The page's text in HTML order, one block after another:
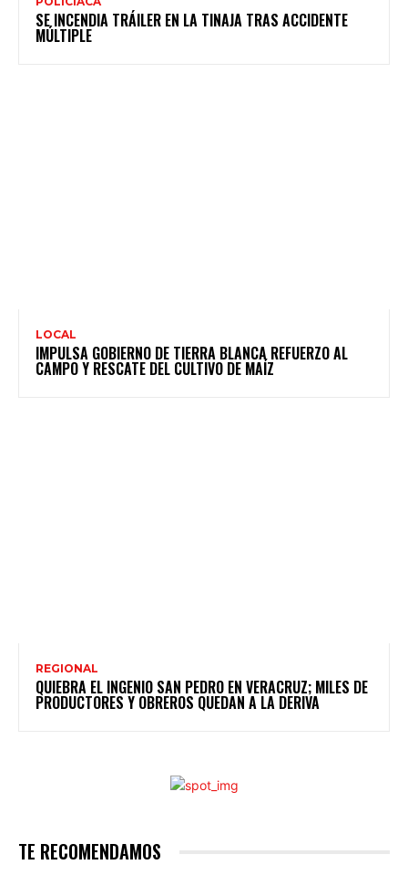
SE INCENDIA TRÁILER EN LA TINAJA TRAS ACCIDENTE
MÚLTIPLE
LOCAL
IMPULSA GOBIERNO DE TIERRA BLANCA REFUERZO AL
CAMPO Y RESCATE DEL CULTIVO DE MAÍZ
REGIONAL
QUIEBRA EL INGENIO SAN PEDRO EN VERACRUZ; MILES DE
PRODUCTORES Y OBREROS QUEDAN A LA DERIVA
TE RECOMENDAMOS